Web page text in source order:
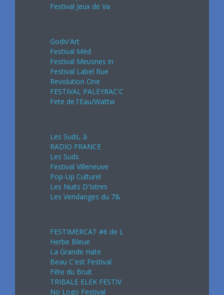
Festival Jeux de Va
Godiv'Art
Festival Méd
Festival Meusnes in
Festival Label Rue
Revolution One
FESTIVAL PALEYRAC'C
Fete de l'Eau/Wattw
Les Suds, à
RADIO FRANCE
Les Suds
Festival Villeneuve
Pop-Up Culturel
Les Nuits D'Istres
Les Vendanges du 7&
FESTIMERCAT #6 de L
Herbe Bleue
La Grande Hate
Beau C'est Festival
Fête du Bruit
TRIBALE ELEK FESTIV
No Logo Festival